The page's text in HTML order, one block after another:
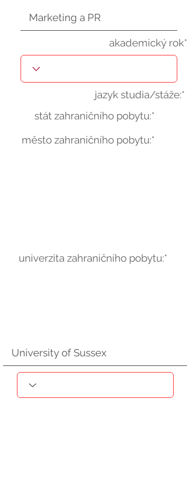
akademický rok*
jazyk studia/stáže:*
stát zahraničního pobytu:*
město zahraničního pobytu:*
univerzita zahraničního pobytu:*